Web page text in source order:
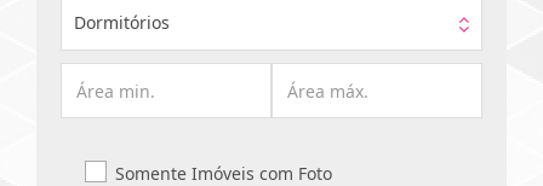
Dormitórios
Somente Imóveis com Foto